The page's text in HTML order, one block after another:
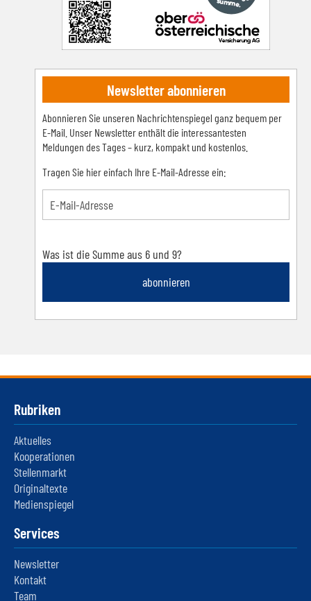
Newsletter abonnieren
Abonnieren Sie unseren Nachrichtenspiegel ganz bequem per
E-Mail. Unser Newsletter enthält die interessantesten
Meldungen des Tages – kurz, kompakt und kostenlos.
Tragen Sie hier einfach Ihre E-Mail-Adresse ein:
Was ist die Summe aus 6 und 9?
abonnieren
Rubriken
Aktuelles
Kooperationen
Stellenmarkt
Originaltexte
Medienspiegel
Services
Newsletter
Kontakt
Team